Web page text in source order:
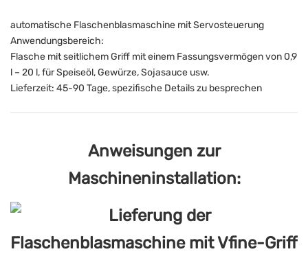
automatische Flaschenblasmaschine mit Servosteuerung
Anwendungsbereich:
Flasche mit seitlichem Griff mit einem Fassungsvermögen von 0,9
l – 20 l, für Speiseöl, Gewürze, Sojasauce usw.
Lieferzeit: 45-90 Tage, spezifische Details zu besprechen
Anweisungen zur
Maschineninstallation: